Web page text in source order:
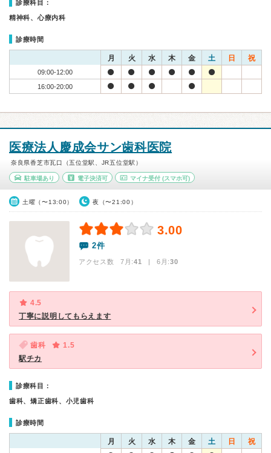
診療科目：
精神科、心療内科
診療時間
月 火 水 木 金 土 日 祝
09:00-12:00
16:00-20:00
医療法人慶成会サン歯科医院
奈良県香芝市瓦口（五位堂駅、JR五位堂駅）
駐車場あり 電子決済可 マイナ受付 (スマホ可)
土曜（〜13:00） 夜（〜21:00）
3.00
2件
アクセス数 7月:41 | 6月:30
4.5
丁寧に説明してもらえます
歯科
1.5
駅チカ
診療科目：
歯科、矯正歯科、小児歯科
診療時間
月 火 水 木 金 土 日 祝